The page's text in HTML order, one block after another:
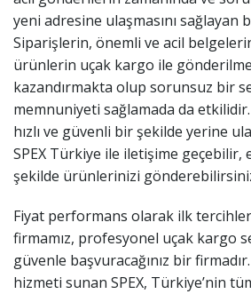
yeni adresine ulaşmasını sağlayan
Siparişlerin, önemli ve acil
ürünlerin uçak kargo ile
kazandırmakta olup sorunsuz bir
memnuniyeti sağlamada da
hızlı ve güvenli bir şekilde yerine
SPEX Türkiye ile iletişime geçebilir,
şekilde ürünlerinizi
Fiyat performans olarak ilk
firmamız, profesyonel uçak kargo
güvenle başvuracağınız bir
hizmeti sunan SPEX, Türkiye’nin